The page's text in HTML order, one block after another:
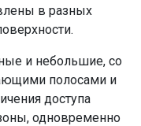
в разных
и небольшие, со
полосами и
доступа
одновременно